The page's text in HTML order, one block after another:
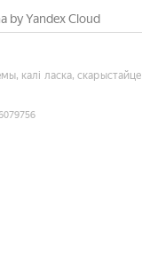
by Yandex Cloud
калі ласка, скарыстайце